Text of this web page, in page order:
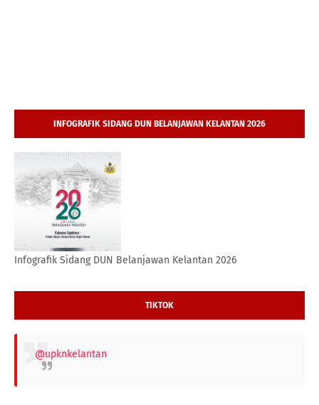
INFOGRAFIK SIDANG DUN BELANJAWAN KELANTAN 2026
Infografik Sidang DUN Belanjawan Kelantan 2026
TIKTOK
@upknkelantan